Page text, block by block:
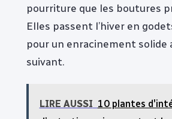
pourriture que les boutures
Elles passent l’hiver en
pour un enracinement solide
suivant.
LIRE AUSSI 10 plantes